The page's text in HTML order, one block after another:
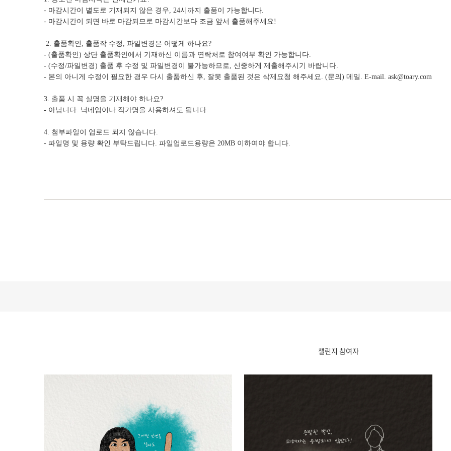
- 마감시간이 별도로 기재되지 않은 경우, 24시까지 출품이 가능합니다.
- 마감시간이 되면 바로 마감되므로 마감시간보다 조금 앞서 출품해주세요!
2. 출품확인, 출품작 수정, 파일변경은 어떻게 하나요?
- (출품확인) 상단 출품확인에서 기재하신 이름과 연락처로 참여여부 확인 가능합니다.
- (수정/파일변경) 출품 후 수정 및 파일변경이 불가능하므로, 신중하게 제출해주시기 바랍니다.
- 본의 아니게 수정이 필요한 경우 다시 출품하신 후, 잘못 출품된 것은 삭제요청 해주세요. (문의) 메일. E-mail. ask@toary.com
3. 출품 시 꼭 실명을 기재해야 하나요?
- 아닙니다. 닉네임이나 작가명을 사용하셔도 됩니다.
4. 첨부파일이 업로드 되지 않습니다.
- 파일명 및 용량 확인 부탁드립니다. 파일업로드용량은 20MB 이하여야 합니다.
챌린지 참여자